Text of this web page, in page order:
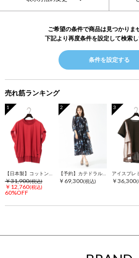
ご希望の条件で商品は見つかりま
下記より再度条件を設定して検索し
条件を設定する
売れ筋ランキング
1
￥31,900(税込)
￥12,760(税込)
60%OFF
2
【予約】カテドラルフラワー
￥69,300(税込)
3
￥36,300(